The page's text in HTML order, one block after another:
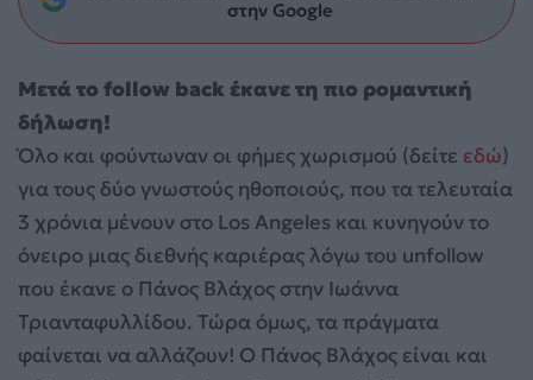
στην Google
Μετά το follow back έκανε τη πιο ρομαντική
δήλωση!
Όλο και φούντωναν οι φήμες χωρισμού (δείτε εδώ)
για τους δύο γνωστούς ηθοποιούς, που τα τελευταία
3 χρόνια μένουν στο Los Angeles και κυνηγούν το
όνειρο μιας διεθνής καριέρας λόγω του unfollow
που έκανε ο Πάνος Βλάχος στην Ιωάννα
Τριανταφυλλίδου. Τώρα όμως, τα πράγματα
φαίνεται να αλλάζουν! Ο Πάνος Βλάχος είναι και